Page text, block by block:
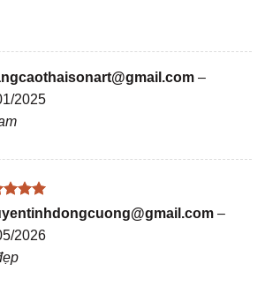
–
2025
xếp
–
2026